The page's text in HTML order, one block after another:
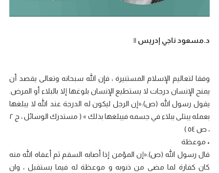
د.مسعود ناجي إدريس ||
وفقا لتعاليم الإسلام المستنيرة ، فإن الله سبحانه وتعالى يقصد أن
يمنح الإنسان درجات لا يستطيع الإنسان بلوغها إلا بالبلاء أو المرض.
يقول رسول الله (ص):«إن الرجل ليكون له الدرجة عند الله لا يبلغها
بعمله يبتلى ببلاء في جسمه فيبلغها بذلك » ( مستدرك الوسائل ، ج ۲
، ص ٥٤ )
• موعظة
قال رسول الله (ص):«إن المؤمن إذا أصابه السقم ثم أعفاه الله منه
كان كفارة لما مضى من ذنوبه و موعظة له فيما يستقبل ، وان